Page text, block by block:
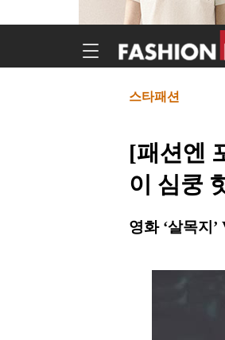
스타패션
[패션엔
이 심쿵
영화 ‘살목지